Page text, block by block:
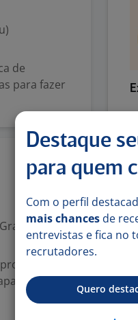
de
para fazer
22 jun
está com
Destaque
para quem
Com o perfil
mais chances de
entrevistas e fica no
recrutadores.
Quero